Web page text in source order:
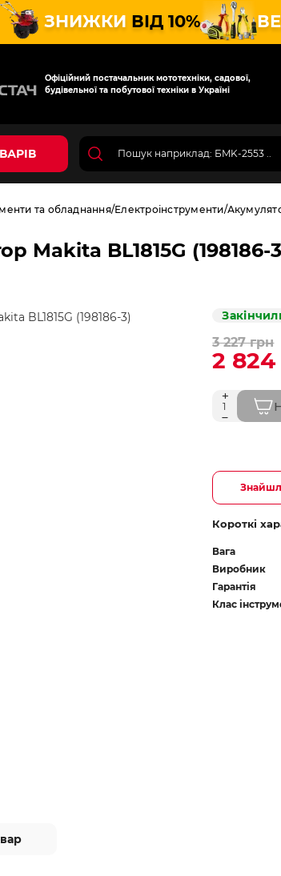
ЗНИЖКИ ВІД 10%
Офіційний постачальник мототехніки, садової,
будівельної та побутової техніки в Україні
та обладнання Електроінструменти
Makita BL1815G (198186-
3 227 грн
2 824
Короткі
Вага
Виробник
Гарантія
Клас